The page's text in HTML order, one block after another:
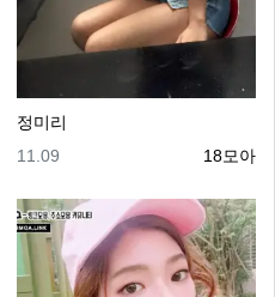
정미리
등록자
18모아
등록일
11.09